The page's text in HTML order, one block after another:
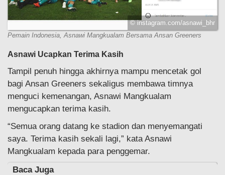
© instagram.com/asnawi_bhr
Pemain Indonesia, Asnawi Mangkualam Bersama Ansan Greeners
Asnawi Ucapkan Terima Kasih
Tampil penuh hingga akhirnya mampu mencetak gol
bagi Ansan Greeners sekaligus membawa timnya
menguci kemenangan, Asnawi Mangkualam
mengucapkan terima kasih.
“Semua orang datang ke stadion dan menyemangati
saya. Terima kasih sekali lagi,” kata Asnawi
Mangkualam kepada para penggemar.
Baca Juga